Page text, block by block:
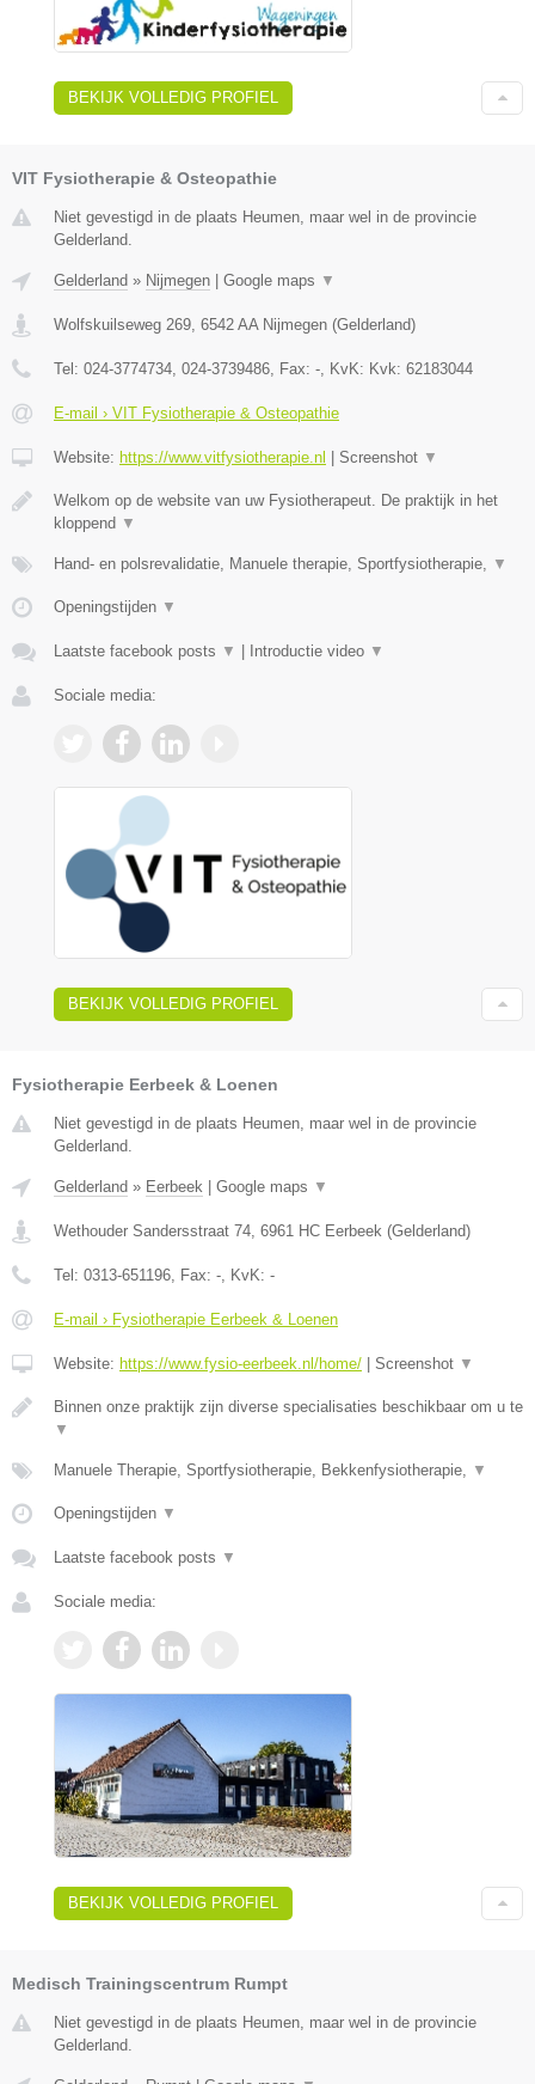
BEKIJK VOLLEDIG PROFIEL
VIT Fysiotherapie & Osteopathie
Niet gevestigd in de plaats Heumen, maar wel in de provincie
Gelderland.
Gelderland » Nijmegen Google maps ▼
Wolfskuilseweg 269, 6542 AA Nijmegen (Gelderland)
Tel: 024-3774734, 024-3739486, Fax: -, KvK: Kvk: 62183044
E-mail › VIT Fysiotherapie & Osteopathie
Website: https://www.vitfysiotherapie.nl Screenshot ▼
Welkom op de website van uw Fysiotherapeut. De praktijk in het
kloppend ▼
Hand- en polsrevalidatie, Manuele therapie, Sportfysiotherapie, ▼
Openingstijden ▼
Laatste facebook posts ▼ Introductie video ▼
Sociale media:
BEKIJK VOLLEDIG PROFIEL
Fysiotherapie Eerbeek & Loenen
Niet gevestigd in de plaats Heumen, maar wel in de provincie
Gelderland.
Gelderland » Eerbeek Google maps ▼
Wethouder Sandersstraat 74, 6961 HC Eerbeek (Gelderland)
Tel: 0313-651196, Fax: -, KvK: -
E-mail › Fysiotherapie Eerbeek & Loenen
Website: https://www.fysio-eerbeek.nl/home/ Screenshot ▼
Binnen onze praktijk zijn diverse specialisaties beschikbaar om u te
▼
Manuele Therapie, Sportfysiotherapie, Bekkenfysiotherapie, ▼
Openingstijden ▼
Laatste facebook posts ▼
Sociale media:
BEKIJK VOLLEDIG PROFIEL
Medisch Trainingscentrum Rumpt
Niet gevestigd in de plaats Heumen, maar wel in de provincie
Gelderland.